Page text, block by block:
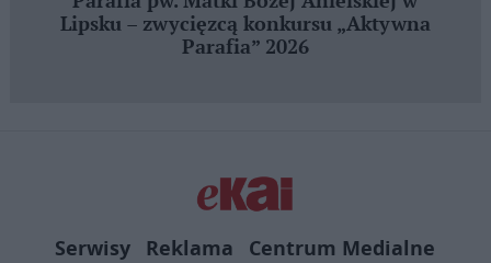
Lipsku – zwycięzcą konkursu „Aktywna
Parafia” 2026
Serwisy Reklama
Centrum Medialne